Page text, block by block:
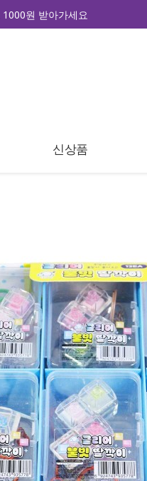
원 받아가세요
신상품